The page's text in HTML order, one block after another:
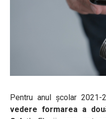
Pentru anul școlar 2021-
vedere formarea a